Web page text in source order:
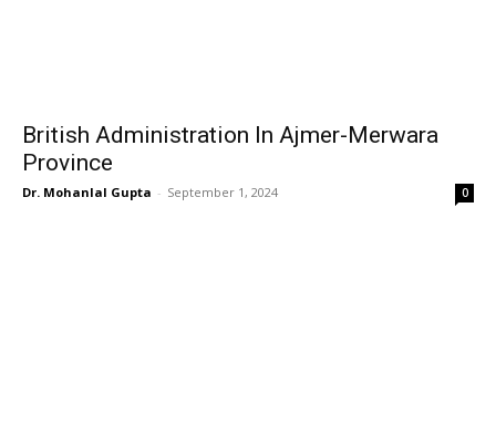
British Administration In Ajmer-Merwara
Province
Dr. Mohanlal Gupta - September 1, 2024 0